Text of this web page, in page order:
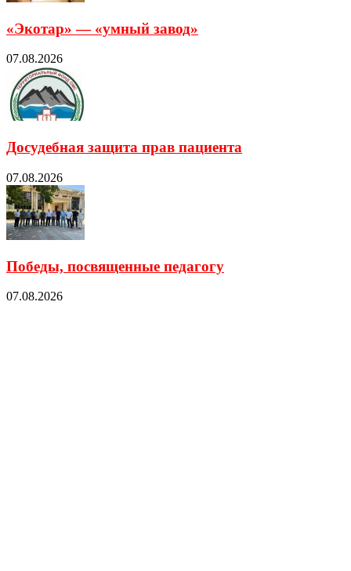
«Экотар» — «умный завод»
07.08.2026
Досудебная защита прав пациента
07.08.2026
Победы, посвященные педагогу
07.08.2026